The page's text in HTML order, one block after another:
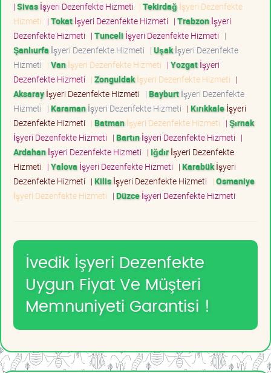
| Sivasİşyeri Dezenfekte Hizmeti | Tekirdağ İşyeri Dezenfekte
Hizmeti | Tokatİşyeri Dezenfekte Hizmeti | Trabzonİşyeri
Dezenfekte Hizmeti | Tunceli İşyeri Dezenfekte Hizmeti |
Şanlıurfa İşyeri Dezenfekte Hizmeti | Uşakİşyeri Dezenfekte
Hizmeti | Vanİşyeri Dezenfekte Hizmeti | Yozgatİşyeri
Dezenfekte Hizmeti | Zonguldakİşyeri Dezenfekte Hizmeti |
Aksarayİşyeri Dezenfekte Hizmeti | Bayburtİşyeri Dezenfekte
Hizmeti | Karamanİşyeri Dezenfekte Hizmeti | Kırıkkaleİşyeri
Dezenfekte Hizmeti | Batmanİşyeri Dezenfekte Hizmeti | Şırnak
İşyeri Dezenfekte Hizmeti | Bartınİşyeri Dezenfekte Hizmeti |
Ardahanİşyeri Dezenfekte Hizmeti | Iğdırİşyeri Dezenfekte
Hizmeti | Yalova İşyeri Dezenfekte Hizmeti | Karabükİşyeri
Dezenfekte Hizmeti | Kilisİşyeri Dezenfekte Hizmeti | Osmaniye
İşyeri Dezenfekte Hizmeti | Düzceİşyeri Dezenfekte Hizmeti
İvedik İşyeri Dezenfekte
Uygun Fiyat Ve Müşteri
Memnuniyeti Garantisi !